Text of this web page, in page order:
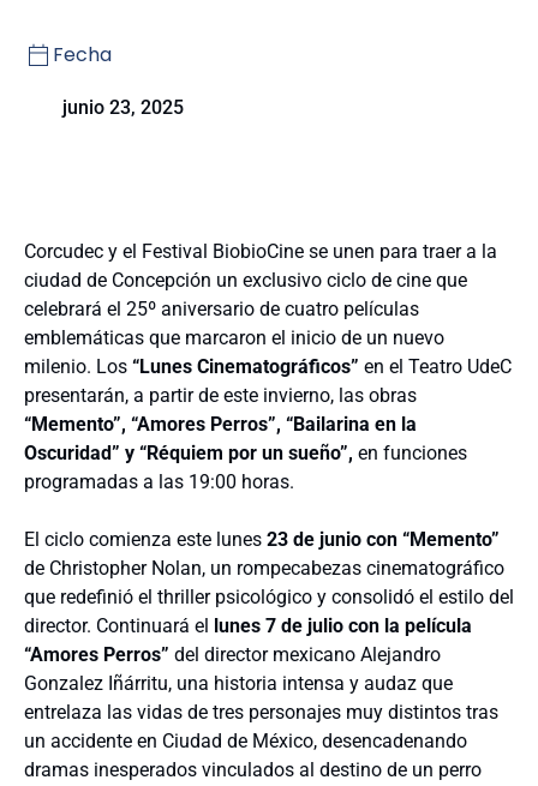
Fecha
junio 23, 2025
Corcudec y el Festival BiobioCine se unen para traer a la
ciudad de Concepción un exclusivo ciclo de cine que
celebrará el 25º aniversario de cuatro películas
emblemáticas que marcaron el inicio de un nuevo
milenio. Los “Lunes Cinematográficos” en el Teatro UdeC
presentarán, a partir de este invierno, las obras
“Memento”, “Amores Perros”, “Bailarina en la
Oscuridad” y “Réquiem por un sueño”, en funciones
programadas a las 19:00 horas.
El ciclo comienza este lunes 23 de junio con “Memento”
de Christopher Nolan, un rompecabezas cinematográfico
que redefinió el thriller psicológico y consolidó el estilo del
director. Continuará el lunes 7 de julio con la película
“Amores Perros” del director mexicano Alejandro
Gonzalez Iñárritu, una historia intensa y audaz que
entrelaza las vidas de tres personajes muy distintos tras
un accidente en Ciudad de México, desencadenando
dramas inesperados vinculados al destino de un perro